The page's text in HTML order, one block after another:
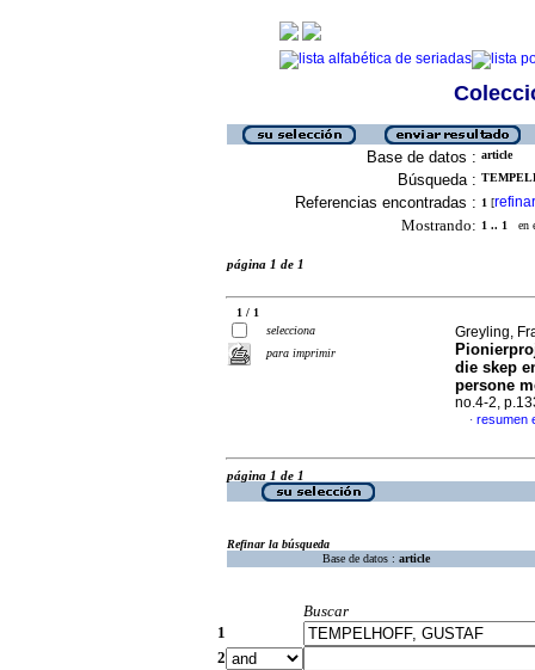
Base de datos : article
Búsqueda :
Referencias encontradas : 1 [refinar
Mostrando: 1 .. 1 en
página 1 de 1
1 / 1
selecciona
para imprimir
Greyling,
die skep
persone
no.4-2,
· resumen
página 1 de 1
Refinar la búsqueda
Base de datos : article
Buscar
1
2